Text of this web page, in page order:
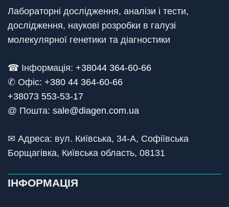
Лабораторні дослідження, аналізи і тести,
дослідження, наукові розробки в галузі
молекулярної генетики та діагностики
☎ Інформація: +38044 364-60-66
✆ Офіс: +380 44 364-60-66
+38073 553-53-17
@ Пошта: sale@diagen.com.ua
✉ Адреса: вул. Київська, 34-А, Софіївська
Борщагівка, Київська область, 08131
ІНФОРМАЦІЯ